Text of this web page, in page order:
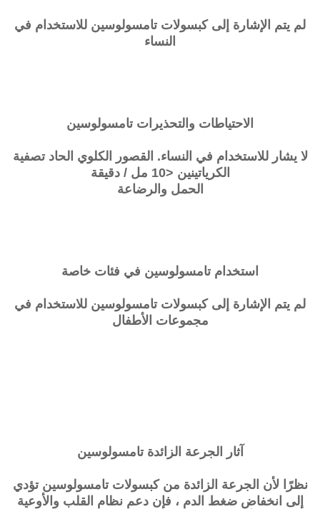
لم يتم الإشارة إلى كبسولات تامسولوسين للاستخدام في
النساء
الاحتياطات والتحذيرات تامسولوسين
لا يشار للاستخدام في النساء. القصور الكلوي الحاد تصفية
الكرياتينين <10 مل / دقيقة
الحمل والرضاعة
استخدام تامسولوسين في فئات خاصة
لم يتم الإشارة إلى كبسولات تامسولوسين للاستخدام في
مجموعات الأطفال
آثار الجرعة الزائدةتامسولوسين
نظرًا لأن الجرعة الزائدة من كبسولاتتامسولوسين تؤدي
إلى انخفاض ضغط الدم ، فإن دعم نظام القلب والأوعية